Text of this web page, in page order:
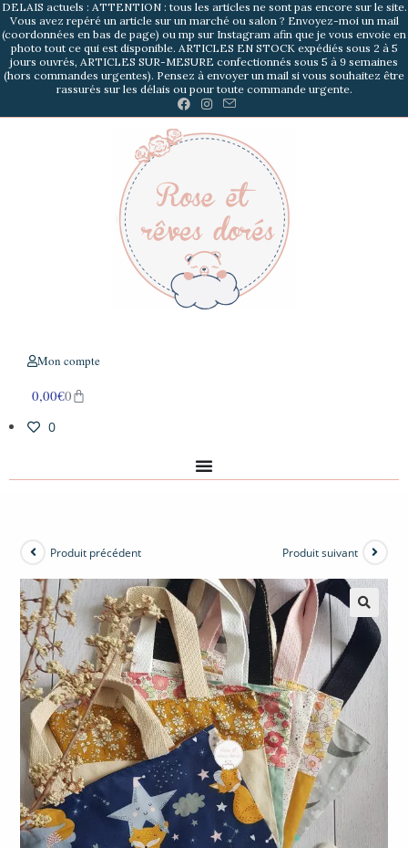
DELAIS actuels : ATTENTION : tous les articles ne sont pas encore sur le site.
Vous avez repéré un article sur un marché ou salon ? Envoyez-moi un mail
(coordonnées en bas de page) ou mp sur Instagram afin que je vous envoie en
photo tout ce qui est disponible. ARTICLES EN STOCK expédiés sous 2 à 5
jours ouvrés, ARTICLES SUR-MESURE confectionnés sous 5 à 9 semaines
(hors commandes urgentes). Pensez à envoyer un mail si vous souhaitez être
rassurés sur les délais ou pour toute commande urgente.
Mon compte
0,00€0
0
Produit précédent Produit suivant